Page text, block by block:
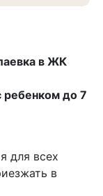
в ЖК
ребенком до 7
для всех
в